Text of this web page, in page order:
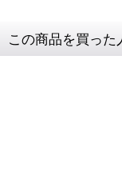
この商品を買っ